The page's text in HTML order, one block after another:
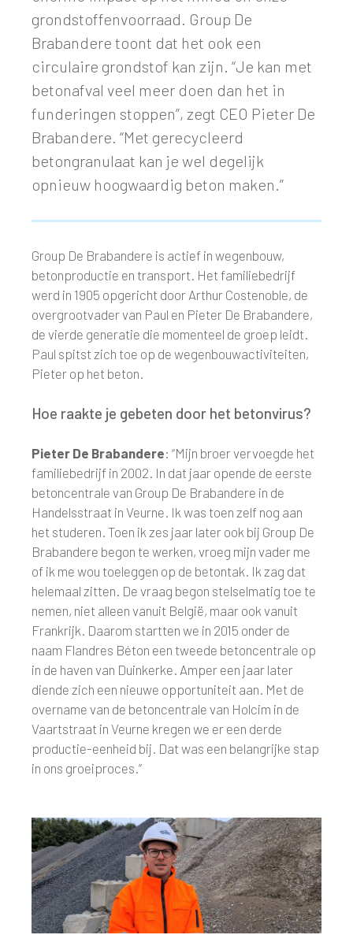
grondstoffenvoorraad. Group De
Brabandere toont dat het ook een
circulaire grondstof kan zijn. “Je kan met
betonafval veel meer doen dan het in
funderingen stoppen”, zegt CEO Pieter De
Brabandere. “Met gerecycleerd
betongranulaat kan je wel degelijk
opnieuw hoogwaardig beton maken.”
Group De Brabandere is actief in wegenbouw,
betonproductie en transport. Het familiebedrijf
werd in 1905 opgericht door Arthur Costenoble, de
overgrootvader van Paul en Pieter De Brabandere,
de vierde generatie die momenteel de groep leidt.
Paul spitst zich toe op de wegenbouwactiviteiten,
Pieter op het beton.
Hoe raakte je gebeten door het betonvirus?
Pieter De Brabandere: “Mijn broer vervoegde het
familiebedrijf in 2002. In dat jaar opende de eerste
betoncentrale van Group De Brabandere in de
Handelsstraat in Veurne. Ik was toen zelf nog aan
het studeren. Toen ik zes jaar later ook bij Group De
Brabandere begon te werken, vroeg mijn vader me
of ik me wou toeleggen op de betontak. Ik zag dat
helemaal zitten. De vraag begon stelselmatig toe te
nemen, niet alleen vanuit België, maar ook vanuit
Frankrijk. Daarom startten we in 2015 onder de
naam Flandres Béton een tweede betoncentrale op
in de haven van Duinkerke. Amper een jaar later
diende zich een nieuwe opportuniteit aan. Met de
overname van de betoncentrale van Holcim in de
Vaartstraat in Veurne kregen we er een derde
productie-eenheid bij. Dat was een belangrijke stap
in ons groeiproces.”